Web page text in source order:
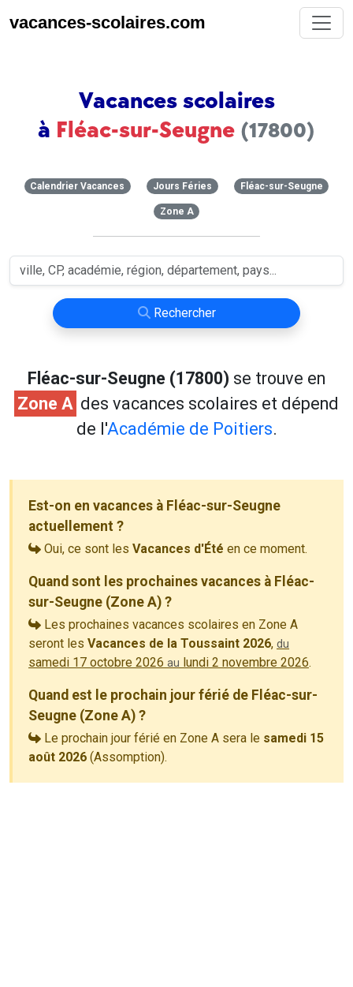
vacances-scolaires.com
Vacances scolaires
à Fléac-sur-Seugne (17800)
Calendrier Vacances Jours Féries Fléac-sur-Seugne
Zone A
Rechercher
Fléac-sur-Seugne (17800) se trouve en
Zone A des vacances scolaires et dépend
de l'Académie de Poitiers.
Est-on en vacances à Fléac-sur-Seugne
actuellement ?
Oui, ce sont les Vacances d'Été en ce moment.
Quand sont les prochaines vacances à Fléac-
sur-Seugne (Zone A) ?
Les prochaines vacances scolaires en Zone A
seront les Vacances de la Toussaint 2026, du
samedi 17 octobre 2026 au lundi 2 novembre 2026.
Quand est le prochain jour férié de Fléac-sur-
Seugne (Zone A) ?
Le prochain jour férié en Zone A sera le samedi 15
août 2026 (Assomption).